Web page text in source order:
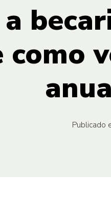
como
Publicado